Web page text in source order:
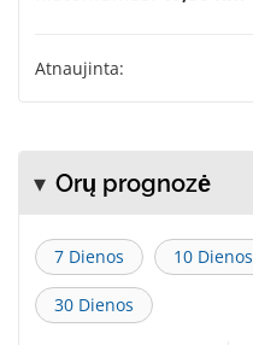
Atnaujinta:
Orų prognozė
7 Dienos 10 Dienos
30 Dienos